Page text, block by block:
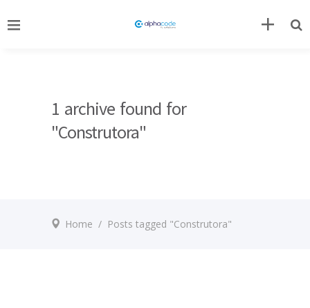
1 archive found for
"Construtora"
Home / Posts tagged "Construtora"